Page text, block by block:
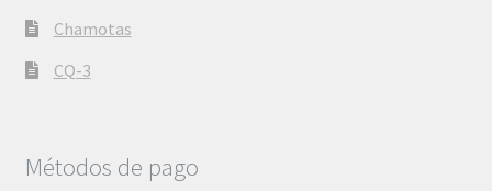
Chamotas
CQ-3
Métodos de pago